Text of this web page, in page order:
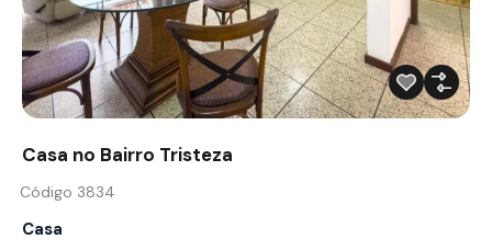
Casa no Bairro Tristeza
Código 3834
Casa